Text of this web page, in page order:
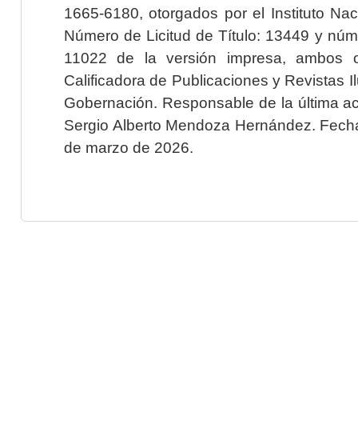
1665-6180, otorgados por el Instituto
Número de Licitud de Título: 13449 y
11022 de la versión impresa, ambos
Calificadora de Publicaciones y Revistas
Gobernación. Responsable de la última
Sergio Alberto Mendoza Hernández.
de marzo de 2026.